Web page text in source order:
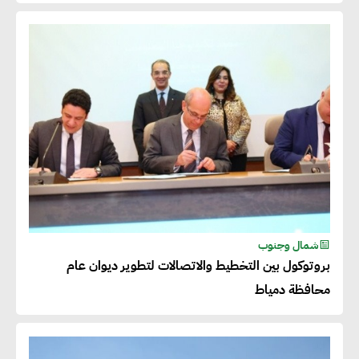
شمال وجنوب
بروتوكول بين التخطيط والاتصالات لتطوير ديوان عام
محافظة دمياط